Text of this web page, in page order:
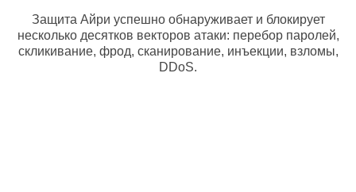
Защита Айри успешно обнаруживает и блокирует
несколько десятков векторов атаки: перебор паролей,
скликивание, фрод, сканирование, инъекции, взломы,
DDoS.